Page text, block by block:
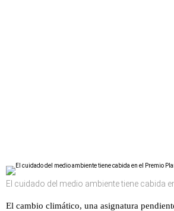
El cuidado del medio ambiente tiene cabida
El cambio climático, una asignatura